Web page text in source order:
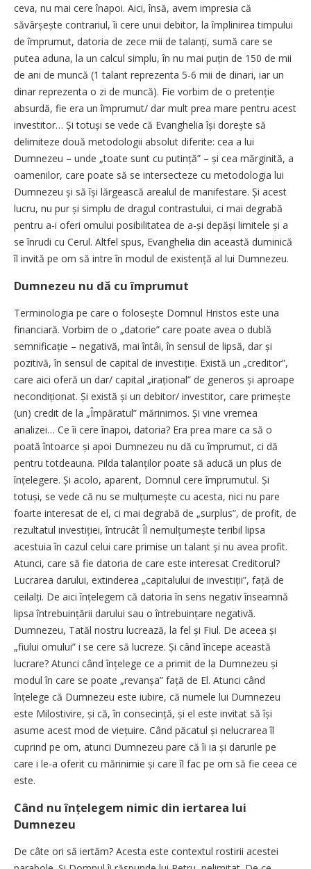
ceva, nu mai cere înapoi. Aici, însă, avem impresia că
săvârșește contrariul, îi cere unui debitor, la împlinirea timpului
de împrumut, datoria de zece mii de talanți, sumă care se
putea aduna, la un calcul simplu, în nu mai puțin de 150 de mii
de ani de muncă (1 talant reprezenta 5-6 mii de dinari, iar un
dinar reprezenta o zi de muncă). Fie vorbim de o pretenție
absurdă, fie era un împrumut/ dar mult prea mare pentru acest
investitor… Și totuși se vede că Evanghelia își dorește să
delimiteze două metodologii absolut diferite: cea a lui
Dumnezeu – unde „toate sunt cu putință” – și cea mărginită, a
oamenilor, care poate să se intersecteze cu metodologia lui
Dumnezeu și să își lărgească arealul de manifestare. Și acest
lucru, nu pur și simplu de dragul contrastului, ci mai degrabă
pentru a-i oferi omului posibilitatea de a-și depăși limitele și a
se înrudi cu Cerul. Altfel spus, Evanghelia din această duminică
îl invită pe om să intre în modul de existență al lui Dumnezeu.
Dumnezeu nu dă cu împrumut
Terminologia pe care o folosește Domnul Hristos este una
financiară. Vorbim de o „datorie” care poate avea o dublă
semni­ficație – negativă, mai întâi, în sensul de lipsă, dar și
pozitivă, în sensul de capital de investiție. Există un „creditor”,
care aici oferă un dar/ capital „irațional” de generos și aproape
necondiționat. Și există și un debitor/ investitor, care primește
(un) credit de la „Împăratul” mărinimos. Și vine vremea
analizei… Ce îi cere ­înapoi, datoria? Era prea mare ca să o
poată întoarce și apoi Dumnezeu nu dă cu împrumut, ci dă
pentru totdeauna. Pilda talanților poate să aducă un plus de
înțelegere. Și acolo, aparent, Domnul cere împrumutul. Și
totuși, se vede că nu se mulțumește cu acesta, nici nu pare
foarte interesat de el, ci mai degrabă de „surplus”, de profit, de
rezultatul investiției, întrucât Îl nemulțu­mește teribil lipsa
acestuia în cazul celui care primise un talant și nu avea profit.
Atunci, care să fie datoria de care este interesat Creditorul?
Lucrarea darului, extinderea „capitalului de investiții”, față de
ceilalți. De aici înțelegem că datoria în sens negativ înseamnă
lipsa întrebuințării darului sau o întrebuințare negativă.
Dumnezeu, Tatăl nostru lucrează, la fel și Fiul. De aceea și
„fiului omului” i se cere să lucreze. Și când începe această
lucrare? Atunci când înțelege ce a primit de la Dumnezeu și
modul în care se poate „revanșa” față de El. Atunci când
înțelege că Dumnezeu este iubire, că numele lui Dumnezeu
este Milostivire, și că, în con­se­cință, și el este invitat să își
asume acest mod de viețuire. Când păcatul și nelucrarea îl
cuprind pe om, atunci Dumnezeu pare că îi ia și darurile pe
care i le-a oferit cu mărinimie și care îl fac pe om să fie ceea ce
este.
Când nu înțelegem nimic din iertarea lui
Dumnezeu
De câte ori să iertăm? Acesta este contextul rostirii acestei